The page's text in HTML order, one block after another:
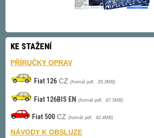
KE STAŽENÍ
PŘÍRUČKY OPRAV
Fiat 126 CZ (formát pdf, 20,3MB)
Fiat 126BIS EN (formát pdf, 87,5MB)
Fiat 500 CZ (formát pdf, 42,4MB)
NÁVODY K OBSLUZE